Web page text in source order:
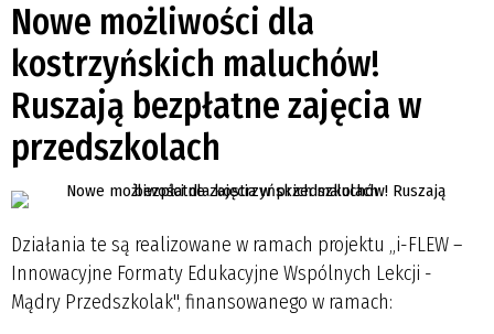
Nowe możliwości dla
kostrzyńskich maluchów!
Ruszają bezpłatne zajęcia w
przedszkolach
Działania te są realizowane w ramach projektu „i-FLEW –
Innowacyjne Formaty Edukacyjne Wspólnych Lekcji -
Mądry Przedszkolak", finansowanego w ramach: